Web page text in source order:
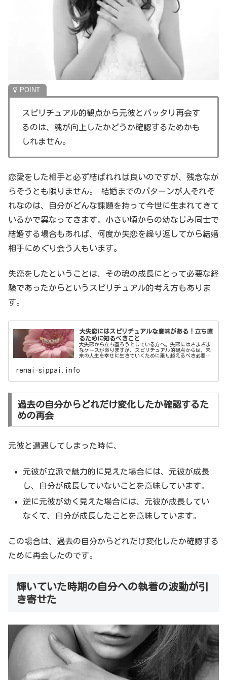
スピリチュアル的観点から元彼とバッタリ再会す
るのは、魂が向上したかどうか確認するためかも
しれません。
恋愛をした相手と必ず結ばれれば良いのですが、残念なが
らそうとも限りません。 結婚までのパターンが人それぞ
れなのは、自分がどんな課題を持って今世に生まれてきて
いるかで異なってきます。小さい頃からの幼なじみ同士で
結婚する場合もあれば、何度か失恋を繰り返してから結婚
相手にめぐり会う人もいます。
失恋をしたということは、その魂の成長にとって必要な経
験であったからというスピリチュアル的考え方もありま
す。
大失恋にはスピリチュアルな意味がある！立ち直
るために知るべきこと
大失恋から立ち直ろうとしている方へ。失恋にはさまざま
なケースがありますが、スピリチュアル的観点からは、未
来の人生を幸せに生きていくために乗り越えるべき必要な
てご紹介します。
renai-sippai.info
過去の自分からどれだけ変化したか確認するた
めの再会
元彼と遭遇してしまった時に、
元彼が立派で魅力的に見えた場合には、元彼が成長
し、自分が成長していないことを意味しています。
逆に元彼が幼く見えた場合には、元彼が成長してい
なくて、自分が成長したことを意味しています。
この場合は、過去の自分からどれだけ変化したか確認する
ために再会したのです。
輝いていた時期の自分への執着の波動が引
き寄せた